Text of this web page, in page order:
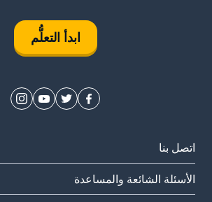
ابدأ التعلُّم
اتصل بنا
الأسئلة الشائعة والمساعدة